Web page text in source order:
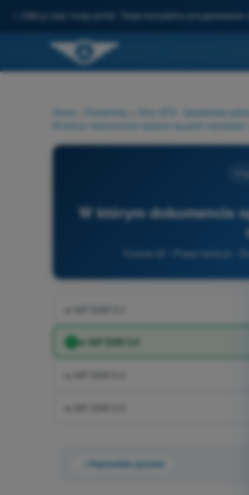
Odkryj nasz nowy portal: Twoje kompletne przygotowanie
Home Przedmioty Dron STS - świadectwo
W którym dokumencie
Pytanie 42 - Prawo lotnicze -
w AIP ENR 5.6
Poprzednie pytanie